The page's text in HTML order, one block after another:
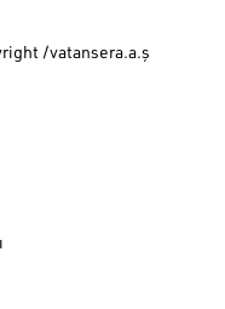
/vatansera.a.ş